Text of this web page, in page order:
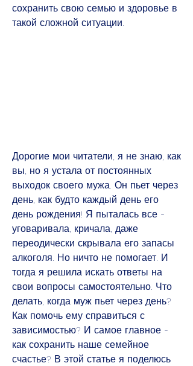
сохранить свою семью и здоровье в
такой сложной ситуации.
Дорогие мои читатели, я не знаю, как
вы, но я устала от постоянных
выходок своего мужа. Он пьет через
день, как будто каждый день его
день рождения! Я пыталась все -
уговаривала, кричала, даже
переодически скрывала его запасы
алкоголя. Но ничто не помогает. И
тогда я решила искать ответы на
свои вопросы самостоятельно. Что
делать, когда муж пьет через день?
Как помочь ему справиться с
зависимостью? И самое главное -
как сохранить наше семейное
счастье? В этой статье я поделюсь